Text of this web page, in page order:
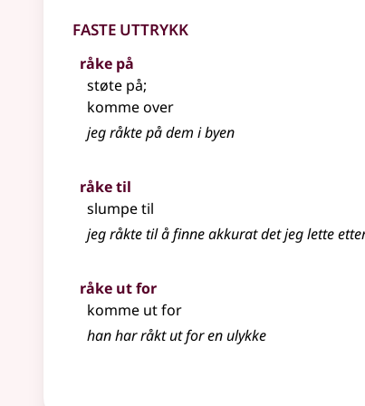
Faste uttrykk
råke på
støte på;
komme over
jeg råkte på dem i byen
råke til
slumpe til
jeg råkte til å finne akkurat det jeg lette
råke ut for
komme ut for
han har råkt ut for en ulykke